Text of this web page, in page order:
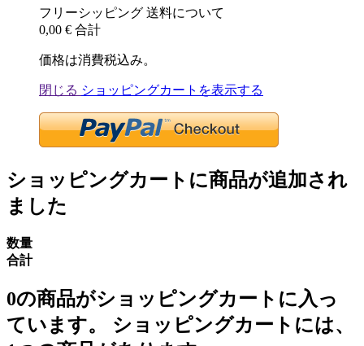
フリーシッピング 送料について
0,00 € 合計
価格は消費税込み。
閉じる ショッピングカートを表示する
ショッピングカートに商品が追加され
ました
数量
合計
0の商品がショッピングカートに入っ
ています。 ショッピングカートには、